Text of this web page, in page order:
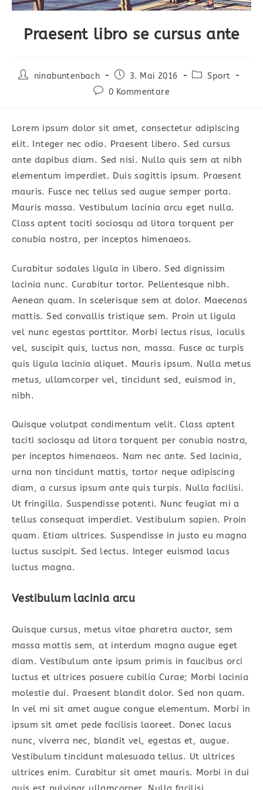
Praesent libro se cursus ante
Beitrags-
ninabuntenbach
Beitrag
veröffentlicht:
3. Mai 2016
Beitrags-
Sport
Beitrags-
0 Kommentare
Lorem ipsum dolor sit amet, consectetur adipiscing
elit. Integer nec odio. Praesent libero. Sed cursus
ante dapibus diam. Sed nisi. Nulla quis sem at nibh
elementum imperdiet. Duis sagittis ipsum. Praesent
mauris. Fusce nec tellus sed augue semper porta.
Mauris massa. Vestibulum lacinia arcu eget nulla.
Class aptent taciti sociosqu ad litora torquent per
conubia nostra, per inceptos himenaeos.
Curabitur sodales ligula in libero. Sed dignissim
lacinia nunc. Curabitur tortor. Pellentesque nibh.
Aenean quam. In scelerisque sem at dolor. Maecenas
mattis. Sed convallis tristique sem. Proin ut ligula
vel nunc egestas porttitor. Morbi lectus risus, iaculis
vel, suscipit quis, luctus non, massa. Fusce ac turpis
quis ligula lacinia aliquet. Mauris ipsum. Nulla metus
metus, ullamcorper vel, tincidunt sed, euismod in,
nibh.
Quisque volutpat condimentum velit. Class aptent
taciti sociosqu ad litora torquent per conubia nostra,
per inceptos himenaeos. Nam nec ante. Sed lacinia,
urna non tincidunt mattis, tortor neque adipiscing
diam, a cursus ipsum ante quis turpis. Nulla facilisi.
Ut fringilla. Suspendisse potenti. Nunc feugiat mi a
tellus consequat imperdiet. Vestibulum sapien. Proin
quam. Etiam ultrices. Suspendisse in justo eu magna
luctus suscipit. Sed lectus. Integer euismod lacus
luctus magna.
Vestibulum lacinia arcu
Quisque cursus, metus vitae pharetra auctor, sem
massa mattis sem, at interdum magna augue eget
diam. Vestibulum ante ipsum primis in faucibus orci
luctus et ultrices posuere cubilia Curae; Morbi lacinia
molestie dui. Praesent blandit dolor. Sed non quam.
In vel mi sit amet augue congue elementum. Morbi in
ipsum sit amet pede facilisis laoreet. Donec lacus
nunc, viverra nec, blandit vel, egestas et, augue.
Vestibulum tincidunt malesuada tellus. Ut ultrices
ultrices enim. Curabitur sit amet mauris. Morbi in dui